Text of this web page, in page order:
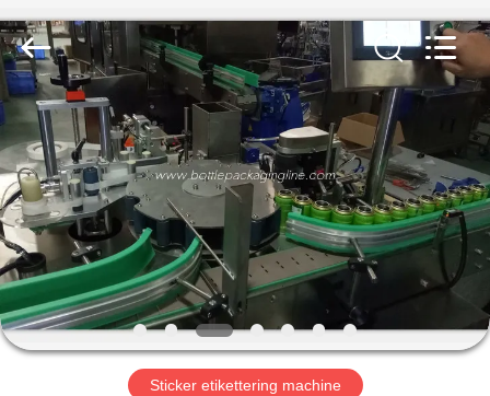
THUIS
PRODUCTEN
VIDEO'S
OVER
ONS
Machinery
Equipment
Co,Ltd..
All
Rights
Reserved.
Sticker etikettering machine